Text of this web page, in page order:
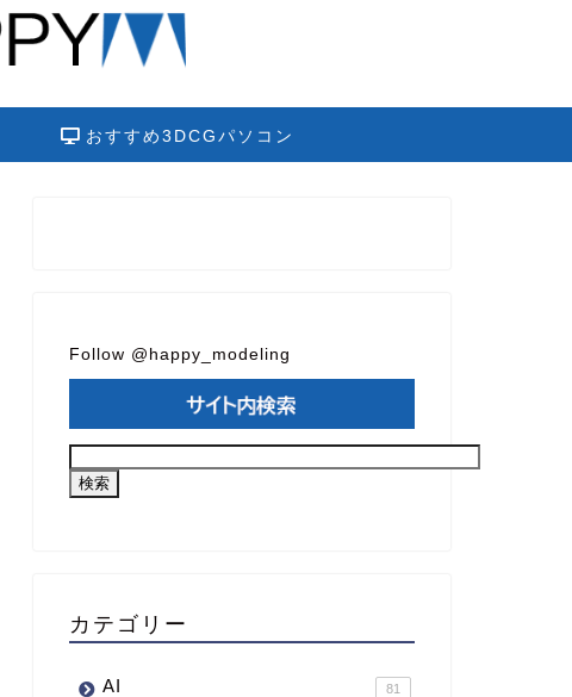
おすすめ3DCGパソコン
Follow @happy_modeling
カテゴリー
AI 81